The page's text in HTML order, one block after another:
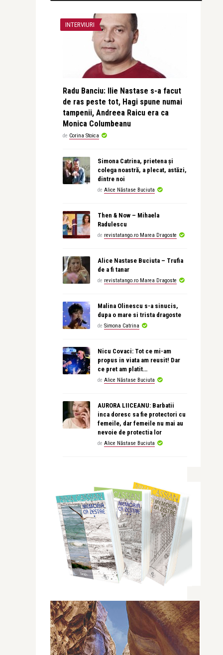
INTERVIURI
Radu Banciu: Ilie Nastase s-a facut
de ras peste tot, Hagi spune numai
tampenii, Andreea Raicu era ca
Monica Columbeanu
de Corina Stoica
Simona Catrina, prietena și
colega noastră, a plecat, astăzi,
dintre noi
de Alice Năstase Buciuta
Then & Now – Mihaela
Radulescu
de revistatango.ro Marea Dragoste
Alice Nastase Buciuta – Trufia
de a fi tanar
de revistatango.ro Marea Dragoste
Malina Olinescu s-a sinucis,
dupa o mare si trista dragoste
de Simona Catrina
Nicu Covaci: Tot ce mi-am
propus in viata am reusit! Dar
ce pret am platit…
de Alice Năstase Buciuta
AURORA LIICEANU: Barbatii
inca doresc sa fie protectori cu
femeile, dar femeile nu mai au
nevoie de protectia lor
de Alice Năstase Buciuta